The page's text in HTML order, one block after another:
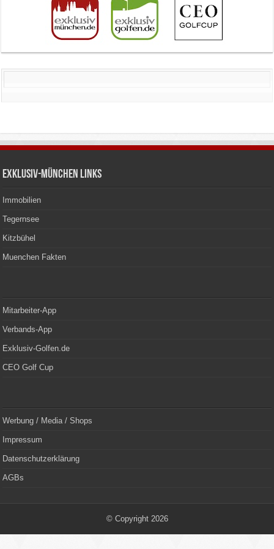
Exklusiv-München Links
Immobilien
Tegernsee
Kitzbühel
Muenchen Fakten
Mitarbeiter-App
Verbands-App
Exklusiv-Golfen.de
CEO Golf Cup
Werbung / Media / Shops
Impressum
Datenschutzerklärung
AGBs
© Copyright 2026